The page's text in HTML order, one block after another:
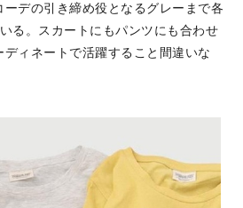
デの引き締め役となるグレーまで各
る。スカートにもパンツにも合わせ
ィネートで活躍すること間違いな